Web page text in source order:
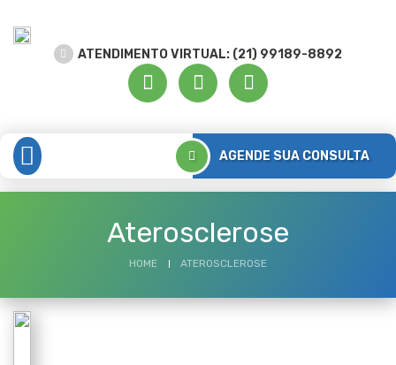
ATENDIMENTO VIRTUAL: (21) 99189-8892
AGENDE SUA CONSULTA
Aterosclerose
HOME ATEROSCLEROSE